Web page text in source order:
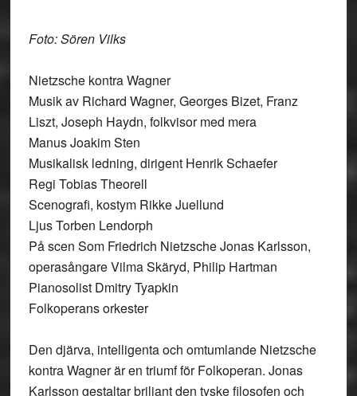
Foto: Sören Vilks
Nietzsche kontra Wagner
Musik av Richard Wagner, Georges Bizet, Franz
Liszt, Joseph Haydn, folkvisor med mera
Manus Joakim Sten
Musikalisk ledning, dirigent Henrik Schaefer
Regi Tobias Theorell
Scenografi, kostym Rikke Juellund
Ljus Torben Lendorph
På scen Som Friedrich Nietzsche Jonas Karlsson,
operasångare Vilma Skäryd, Philip Hartman
Pianosolist Dmitry Tyapkin
Folkoperans orkester
Den djärva, intelligenta och omtumlande Nietzsche
kontra Wagner är en triumf för Folkoperan. Jonas
Karlsson gestaltar briljant den tyske filosofen och